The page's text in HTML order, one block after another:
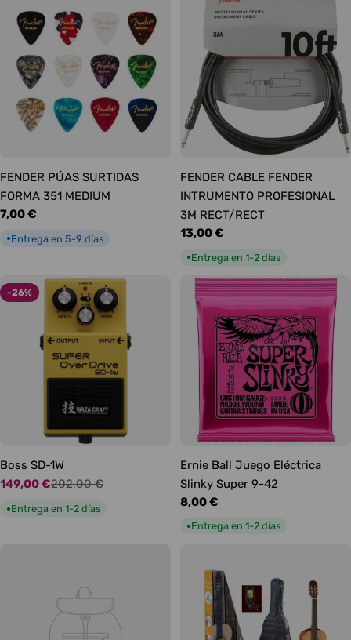
FENDER PÚAS SURTIDAS
FORMA 351 MEDIUM
Precio
7,00 €
●Entrega en 5-9 días
FENDER CABLE FENDER
INTRUMENTO PROFESIONAL
3M RECT/RECT
Precio
13,00 €
●Entrega en 1-2 días
-26%
Boss SD-1W
Precio
de
149,00 €
Precio
habitual
202,00 €
●Entrega en 1-2 días
Ernie Ball Juego Eléctrica
Slinky Super 9-42
Precio
habitual
8,00 €
●Entrega en 1-2 días